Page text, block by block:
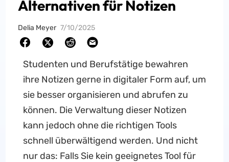
Alternativen für Notizen
Delia Meyer 7/10/2025
Studenten und Berufstätige bewahren
ihre Notizen gerne in digitaler Form auf, um
sie besser organisieren und abrufen zu
können. Die Verwaltung dieser Notizen
kann jedoch ohne die richtigen Tools
schnell überwältigend werden. Und nicht
nur das: Falls Sie kein geeignetes Tool für